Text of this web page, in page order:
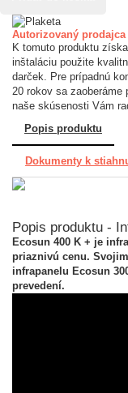
Autorizovaný prodajca
K tomuto produktu
inštaláciu použite
darček. Pre prípadnú
20 rokov sa zaoberáme
naše skúsenosti Vám
Popis produktu
Dokumenty k
Popis produktu -
Ecosun 400 K + je
priaznivú cenu.
infrapanelu Ecosun
prevedení.